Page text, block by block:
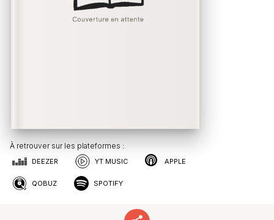
À retrouver sur les plateformes :
DEEZER YT MUSIC APPLE
QOBUZ SPOTIFY